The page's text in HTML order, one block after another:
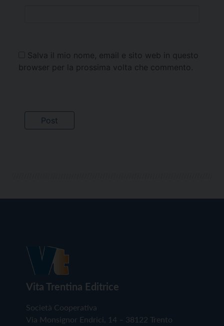
Salva il mio nome, email e sito web in questo
browser per la prossima volta che commento.
Vita Trentina Editrice
Società Cooperativa
Via Monsignor Endrici, 14 – 38122 Trento